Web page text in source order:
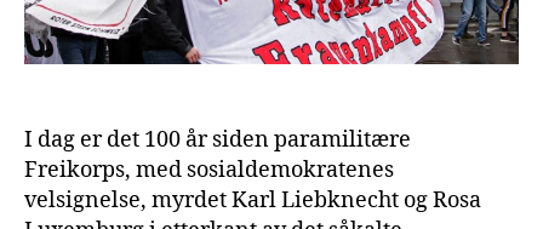
I dag er det 100 år siden paramilitære
Freikorps, med sosialdemokratenes
velsignelse, myrdet Karl Liebknecht og Rosa